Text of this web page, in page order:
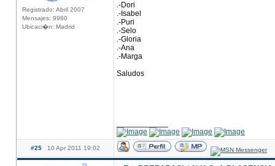
Registrado: Abril 2007
Mensajes: 9980
Ubicaci�n: Madrid
.-Dori
.-Isabel
.-Puri
.-Selo
.-Gloria
.-Ana
.-Marga
Saludos
#25 10 Apr 2011 19:02